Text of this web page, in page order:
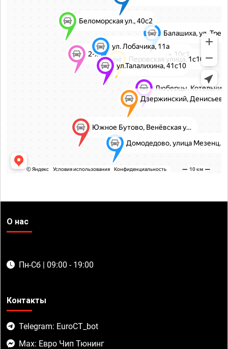
О нас
Пн-Сб | 09:00 - 19:00
Контакты
Telegram: EuroCT_bot
Max: Евро Чип Тюнинг